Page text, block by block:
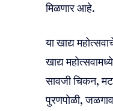
मिळणार आहे.
या खाद्य
खाद्य
सावजी चिकन,
पुरणपोळी,